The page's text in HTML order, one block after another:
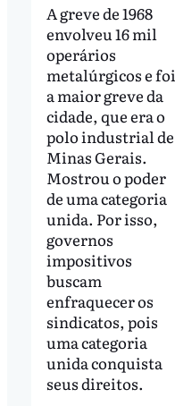
A greve de 1968
envolveu 16 mil
operários
metalúrgicos e foi
a maior greve da
cidade, que era o
polo industrial de
Minas Gerais.
Mostrou o poder
de uma categoria
unida. Por isso,
governos
impositivos
buscam
enfraquecer os
sindicatos, pois
uma categoria
unida conquista
seus direitos.